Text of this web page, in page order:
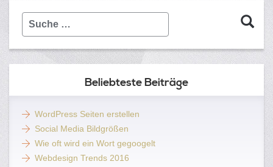
Suche
Beliebteste Beiträge
WordPress Seiten erstellen
Social Media Bildgrößen
Wie oft wird ein Wort gegoogelt
Webdesign Trends 2016